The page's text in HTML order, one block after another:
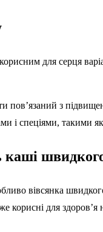
для серця
з
і спеціями, такими
каші
вівсянка
корисні для здоров’я